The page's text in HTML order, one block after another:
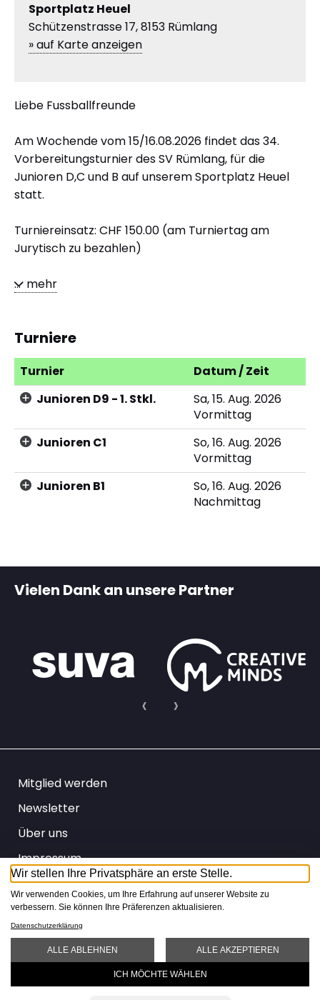
video
Sportplatz Heuel
Schützenstrasse 17, 8153 Rümlang
» auf Karte anzeigen
Liebe Fussballfreunde
Am Wochende vom 15/16.08.2026 findet das 34.
Vorbereitungsturnier des SV Rümlang, für die
Junioren D,C und B auf unserem Sportplatz Heuel
statt.
Turniereinsatz: CHF 150.00 (am Turniertag am
Jurytisch zu bezahlen)
... mehr
Turniere
Turnier
Datum / Zeit
Junioren D9 - 1. Stkl.
Sa, 15. Aug. 2026
Vormittag
Junioren C1
So, 16. Aug. 2026
Vormittag
Junioren B1
So, 16. Aug. 2026
Nachmittag
Vielen Dank an unsere Partner
Mitglied werden
Newsletter
Über uns
Impressum
Datenschutz
AGB
Wir stellen Ihre Privatsphäre an erste Stelle.
Wir verwenden Cookies, um Ihre Erfahrung auf unserer Website zu
verbessern. Sie können Ihre Präferenzen aktualisieren.
Datenschutzerklärung
ALLE ABLEHNEN ALLE AKZEPTIEREN
ICH MÖCHTE WÄHLEN